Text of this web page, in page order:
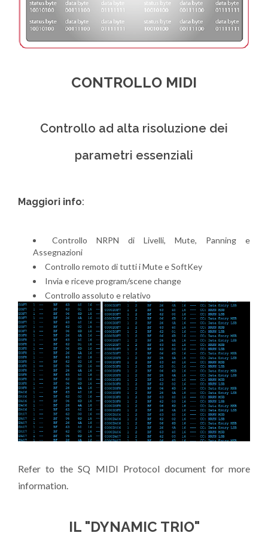
CONTROLLO MIDI
Controllo ad alta risoluzione dei
parametri essenziali
Maggiori info:
Controllo NRPN di Livelli, Mute, Panning e
Assegnazioni
Controllo remoto di tutti i Mute e SoftKey
Invia e riceve program/scene change
Controllo assoluto e relativo
Refer to the SQ MIDI Protocol document for more
information.
IL "DYNAMIC TRIO"